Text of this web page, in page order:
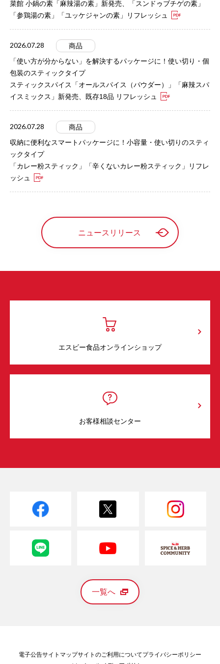
菜館 小鍋の素「麻辣湯の素」新発売、「スンドゥブチゲの素」
「参鶏湯の素」「ユッケジャンの素」リフレッシュ
2026.07.28
商品
「使い方が分からない」を解決するパッケージに！使い切り・個
包装のスティックタイプ
スティックスパイス「オールスパイス（パウダー）」「麻辣スパ
イスミックス」新発売、既存18品 リフレッシュ
2026.07.28
商品
収納に便利なスマートパッケージに！小容量・使い切りのスティ
ックタイプ
「カレー粉スティック」「辛くないカレー粉スティック」リフレ
ッシュ
ニュースリリース
エスビー食品オンラインショップ
お客様相談センター
一覧へ
電子公告サイトマップサイトのご利用についてプライバシーポリシー